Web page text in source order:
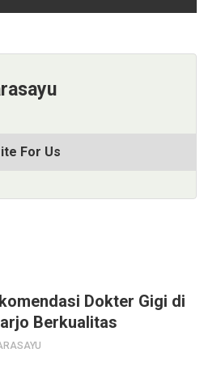
For Us
Dokter Gigi di
Berkualitas